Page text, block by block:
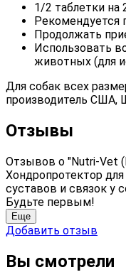
1/2 таблетки на
Рекомендуется
Продолжать
Использовать
животных (для
Для собак всех
производитель США,
Отзывы
Отзывов о "Nutri-Vet
Хондропротектор
суставов и связок у
Будьте первым!
Еще
Добавить отзыв
Вы смотрели